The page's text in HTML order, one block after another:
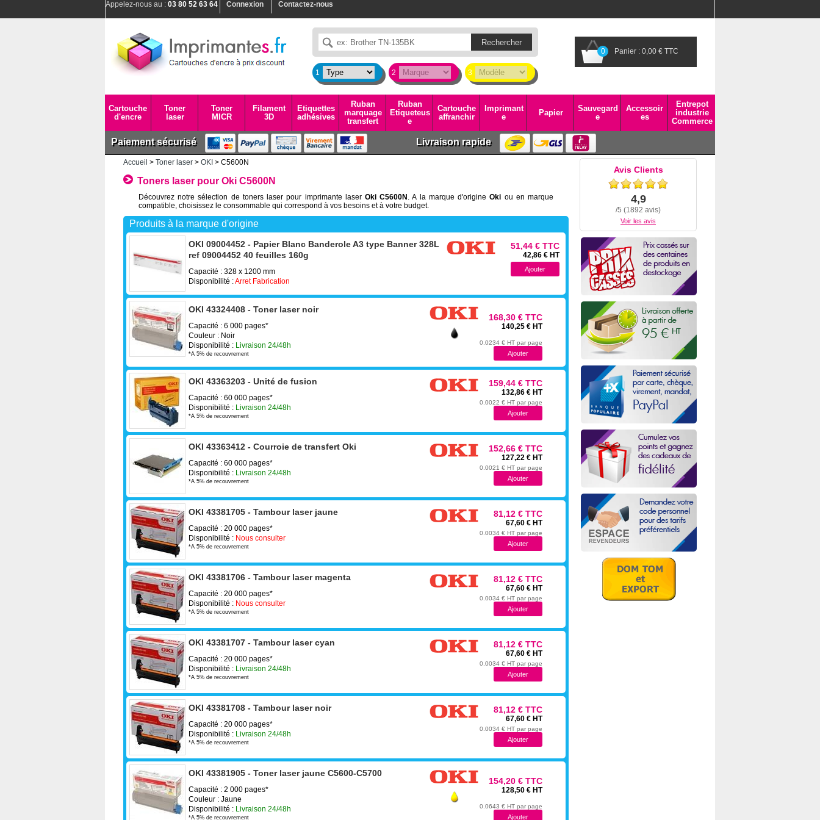
Appelez-nous au : 03 80 52 63 64 Connexion Contactez-nous
1 2 3
0 Panier : 0,00 € TTC
Cartouche
d'encre
Toner
laser
Toner
MICR
Filament
3D
Etiquettes
adhésives
Ruban
marquage
transfert
Ruban
Etiqueteus
e
Cartouche
affranchir
Imprimant
e
Papier
Sauvegard
e
Accessoir
es
Entrepot
industrie
Commerce
Paiement sécurisé Livraison rapide
Accueil > Toner laser > OKI > C5600N
Toners laser pour Oki C5600N
Découvrez notre sélection de toners laser pour imprimante laser Oki C5600N . A la marque d'origineOki ou en marque
compatible, choisissez le consommable qui correspond à vos besoins et à votre budget.
Produits à la marque d'origine
OKI 09004452 - Papier Blanc Banderole A3 type Banner 328L
ref 09004452 40 feuilles 160g
Capacité : 328 x 1200 mm
Disponibilité :Arret Fabrication
51,44 € TTC
42,86 € HT
OKI 43324408 - Toner laser noir
Capacité : 6 000 pages*
Couleur : Noir
Disponibilité : Livraison 24/48h
*A 5% de recouvrement
168,30 € TTC
140,25 € HT
0.0234 € HT par page
OKI 43363203 - Unité de fusion
Capacité : 60 000 pages*
Disponibilité : Livraison 24/48h
*A 5% de recouvrement
159,44 € TTC
132,86 € HT
0.0022 € HT par page
OKI 43363412 - Courroie de transfert Oki
Capacité : 60 000 pages*
Disponibilité : Livraison 24/48h
*A 5% de recouvrement
152,66 € TTC
127,22 € HT
0.0021 € HT par page
OKI 43381705 - Tambour laser jaune
Capacité : 20 000 pages*
Disponibilité : Nous consulter
*A 5% de recouvrement
81,12 € TTC
67,60 € HT
0.0034 € HT par page
OKI 43381706 - Tambour laser magenta
Capacité : 20 000 pages*
Disponibilité : Nous consulter
*A 5% de recouvrement
81,12 € TTC
67,60 € HT
0.0034 € HT par page
OKI 43381707 - Tambour laser cyan
Capacité : 20 000 pages*
Disponibilité : Livraison 24/48h
*A 5% de recouvrement
81,12 € TTC
67,60 € HT
0.0034 € HT par page
OKI 43381708 - Tambour laser noir
Capacité : 20 000 pages*
Disponibilité : Livraison 24/48h
*A 5% de recouvrement
81,12 € TTC
67,60 € HT
0.0034 € HT par page
OKI 43381905 - Toner laser jaune C5600-C5700
Capacité : 2 000 pages*
Couleur : Jaune
Disponibilité : Livraison 24/48h
*A 5% de recouvrement
154,20 € TTC
128,50 € HT
0.0643 € HT par page
Avis Clients
4,9
/5 (1892 avis)
Voir les avis